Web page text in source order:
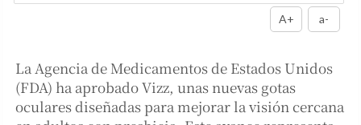
A+ a-
La Agencia de Medicamentos de Estados Unidos
(FDA) ha aprobado Vizz, unas nuevas gotas
oculares diseñadas para mejorar la visión cercana